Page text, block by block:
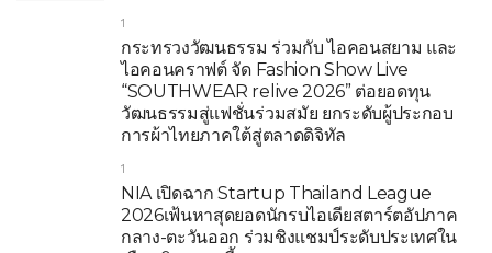
1
กระทรวงวัฒนธรรม ร่วมกับ ไอคอนสยาม และ
ไอคอนคราฟต์ จัด Fashion Show Live
“SOUTHWEAR relive 2026” ต่อยอดทุน
วัฒนธรรมสู่แฟชั่นร่วมสมัย ยกระดับผู้ประกอบ
การผ้าไทยภาคใต้สู่ตลาดดิจิทัล
1
NIA เปิดฉาก Startup Thailand League
2026เฟ้นหาสุดยอดนักรบไอเดียสตาร์ตอัปภาค
กลาง-ตะวันออก ร่วมชิงแชมป์ระดับประเทศใน